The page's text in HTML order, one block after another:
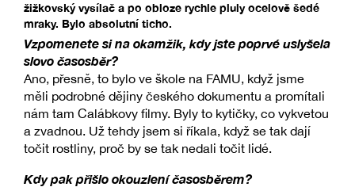
žižkovský vysílač a po obloze rychle pluly ocelově šedé
mraky. Bylo absolutní ticho.
Vzpomenete si na okamžik, kdy jste poprvé uslyšela
slovo časosběr?
Ano, přesně, to bylo ve škole na FAMU, když jsme
měli podrobné dějiny českého dokumentu a promítali
nám tam Calábkovy filmy. Byly to kytičky, co vykvetou
a zvadnou. Už tehdy jsem si říkala, když se tak dají
točit rostliny, proč by se tak nedali točit lidé.
Kdy pak přišlo okouzlení časosběrem?